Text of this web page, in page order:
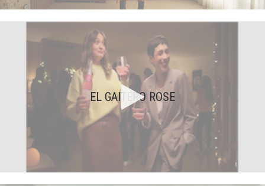
EL GAITERO ROSE